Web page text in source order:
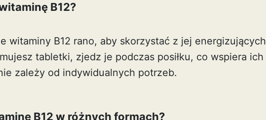
B12?
witaminy B12 rano, aby skorzystać z jej energizujących
tabletki, zjedz je podczas posiłku, co wspiera ich
zależy od indywidualnych potrzeb.
B12 w różnych formach?